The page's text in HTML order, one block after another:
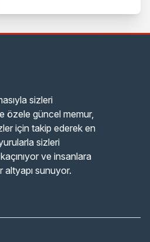
sizleri
özele güncel memur,
için takip ederek en
sizleri
ve insanlara
altyapı sunuyor.